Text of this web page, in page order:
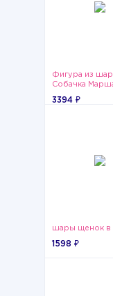
Фигура из
Собачка
3394 ₽
шары щенок в
1598 ₽